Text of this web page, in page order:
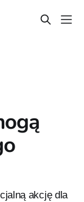
akcję dla